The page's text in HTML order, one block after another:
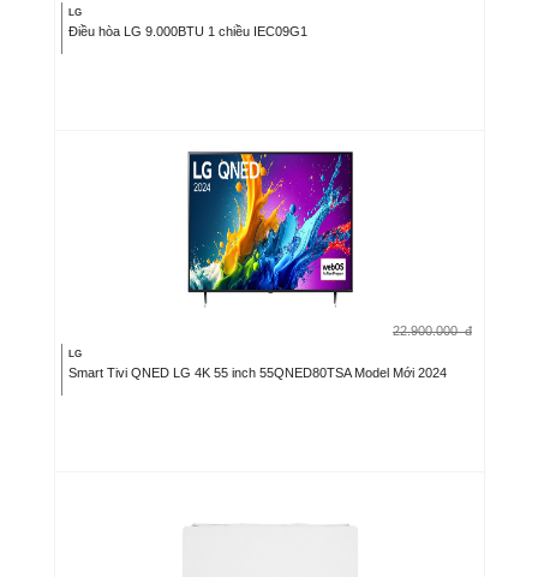
LG
Điều hòa LG 9.000BTU 1 chiều IEC09G1
22.900.000 đ
LG
Smart Tivi QNED LG 4K 55 inch 55QNED80TSA Model Mới 2024